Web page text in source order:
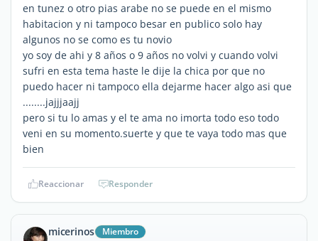
en tunez o otro pias arabe no se puede en el mismo
habitacion y ni tampoco besar en publico solo hay
algunos no se como es tu novio
yo soy de ahi y 8 años o 9 años no volvi y cuando volvi
sufri en esta tema haste le dije la chica por que no
puedo hacer ni tampoco ella dejarme hacer algo asi que
........jajjjaajj
pero si tu lo amas y el te ama no imorta todo eso todo
veni en su momento.suerte y que te vaya todo mas que
bien
Reaccionar Responder
micerinos Miembro